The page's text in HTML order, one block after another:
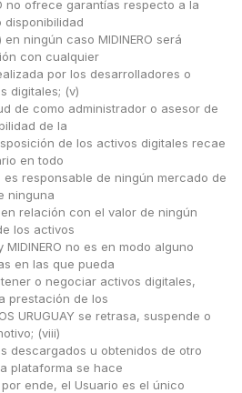
no ofrece garantías respecto a la
disponibilidad
ningún caso MIDINERO será
con cualquier
por los desarrolladores o
digitales; (v)
de como administrador o asesor de
de la
de los activos digitales recae
en todo
es responsable de ningún mercado de
ninguna
relación con el valor de ningún
los activos
no es en modo alguno
en las que pueda
o negociar activos digitales,
prestación de los
URUGUAY se retrasa, suspende o
(viii)
descargados u obtenidos de otro
plataforma se hace
ende, el Usuario es el único